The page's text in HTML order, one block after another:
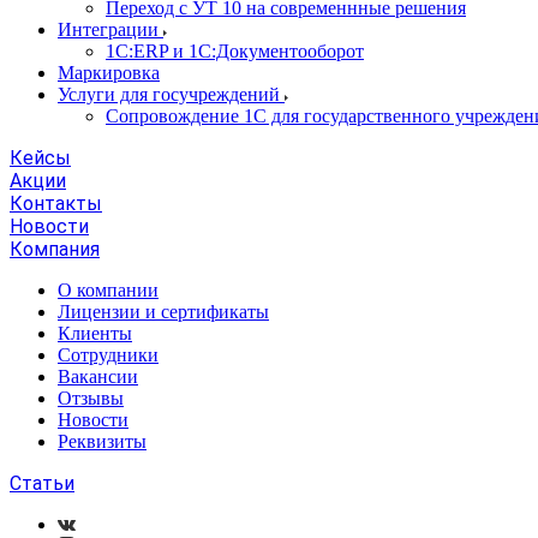
Переход с УТ 10 на современнные решения
Интеграции
1С:ERP и 1С:Документооборот
Маркировка
Услуги для госучреждений
Сопровождение 1С для государственного
Кейсы
Акции
Контакты
Новости
Компания
О компании
Лицензии и сертификаты
Клиенты
Сотрудники
Вакансии
Отзывы
Новости
Реквизиты
Статьи